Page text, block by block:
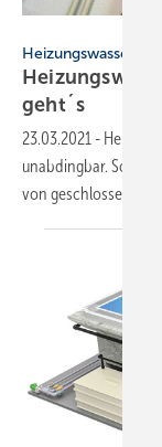
Heizungswasser
geht´s
23.03.2021 -
unabdingbar. So
von geschlossenen